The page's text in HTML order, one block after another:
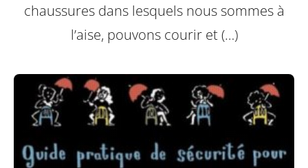
chaussures dans lesquels nous sommes à
l’aise, pouvons courir et (…)